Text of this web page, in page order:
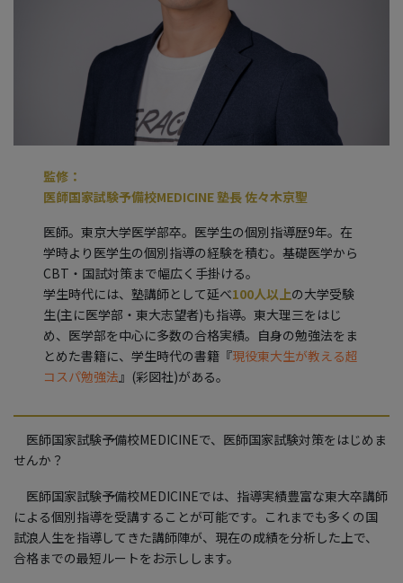
監修：
医師国家試験予備校MEDICINE 塾長 佐々木京聖
医師。東京大学医学部卒。医学生の個別指導歴9年。在
学時より医学生の個別指導の経験を積む。基礎医学から
CBT・国試対策まで幅広く手掛ける。
学生時代には、塾講師として延べ100人以上の大学受験
生(主に医学部・東大志望者)も指導。東大理三をはじ
め、医学部を中心に多数の合格実績。自身の勉強法をま
とめた書籍に、学生時代の書籍『現役東大生が教える超
コスパ勉強法』(彩図社)がある。
医師国家試験予備校MEDICINEで、医師国家試験対策をはじめま
せんか？
医師国家試験予備校MEDICINEでは、指導実績豊富な東大卒講師
による個別指導を受講することが可能です。これまでも多くの国
試浪人生を指導してきた講師陣が、現在の成績を分析した上で、
合格までの最短ルートをお示しします。